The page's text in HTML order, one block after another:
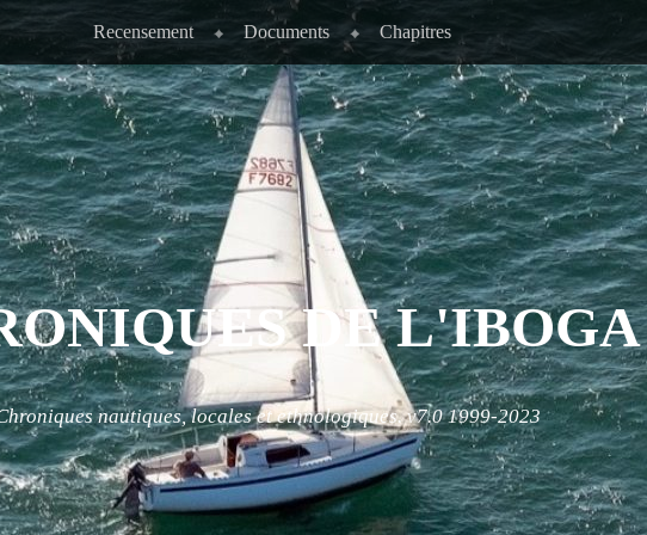
Recensement Documents Chapitres
DE L'IBOGA
nautiques, locales et ethnologiques. v7.0 1999-2023